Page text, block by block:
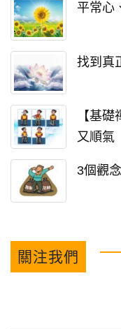
平常心
找到真
【基
又順氣
3個觀
關注我們